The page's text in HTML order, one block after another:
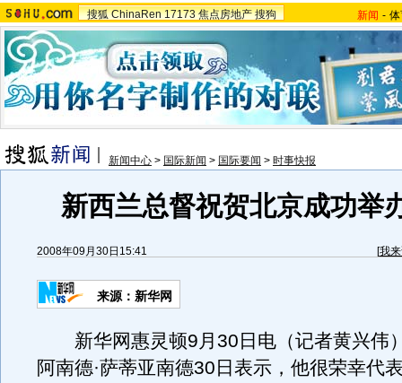
搜狐 ChinaRen 17173 焦点房地产 搜狗 新闻 -
新闻中心 > 国际新闻 > 国际要闻 > 时事快报
新西兰总督祝贺北京成功举
2008年09月30日15:41 [我
来源：新华网
新华网惠灵顿9月30日电（记者黄兴伟
阿南德·萨蒂亚南德30日表示，他很荣幸代